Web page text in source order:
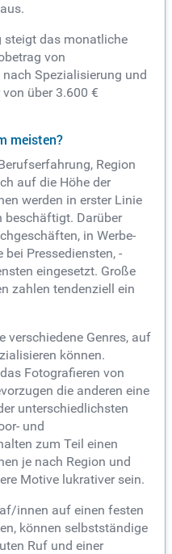
steigt das monatliche
von
Spezialisierung und
über 3.600 €
meisten?
Region
auf die Höhe der
werden in erster Linie
beschäftigt. Darüber
in Werbe-
Pressediensten, -
eingesetzt. Große
zahlen tendenziell ein
verschiedene Genres, auf
können.
Fotografieren von
die anderen eine
unterschiedlichsten
und
zum Teil einen
je nach Region und
Motive lukrativer sein.
innen auf einen festen
können selbstständige
Ruf und einer